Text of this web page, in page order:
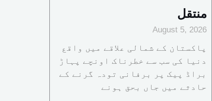
منتقل
August 5, 2026
پاکستان کے شمالی علاقے میں واقع
دنیا کی سب سے خطرناک اونچے پہاڑ
براڈ پیک پر برفانی تودہ گرنے کے
حادثے میں جاں بحق ہونے